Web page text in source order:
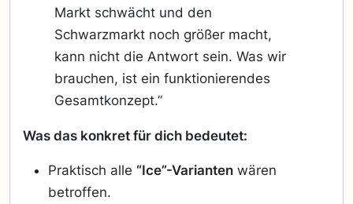
Markt schwächt und den
Schwarzmarkt noch größer macht,
kann nicht die Antwort sein. Was wir
brauchen, ist ein funktionierendes
Gesamtkonzept.”
Was das konkret für dich bedeutet:
Praktisch alle “Ice”-Varianten wären
betroffen.